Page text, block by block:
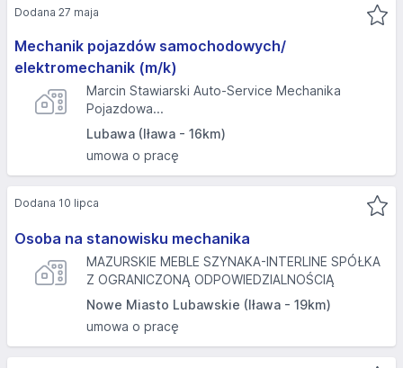
Mechanik pojazdów samochodowych/
elektromechanik (m/k)
Marcin Stawiarski Auto-Service Mechanika
Pojazdowa...
Lubawa (Iława - 16km)
umowa o pracę
Dodana 27 maja
Osoba na stanowisku mechanika
MAZURSKIE MEBLE SZYNAKA-INTERLINE SPÓŁKA
Z OGRANICZONĄ ODPOWIEDZIALNOŚCIĄ
Nowe Miasto Lubawskie (Iława - 19km)
umowa o pracę
Dodana 10 lipca